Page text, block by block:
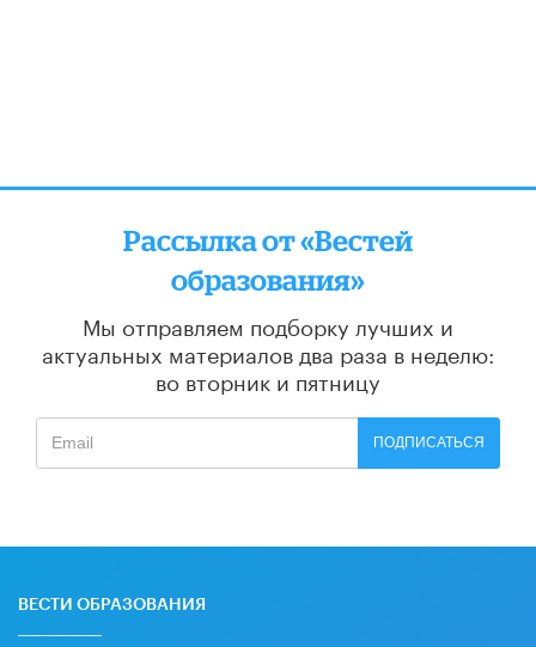
Рассылка от «Вестей
образования»
Мы отправляем подборку лучших и
актуальных материалов два раза в неделю:
во вторник и пятницу
ПОДПИСАТЬСЯ
ВЕСТИ ОБРАЗОВАНИЯ